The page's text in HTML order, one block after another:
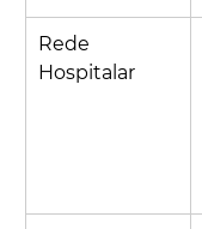
Rede
Hospitalar